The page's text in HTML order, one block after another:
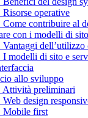
Risorse operative
Come contribuire al
con i modelli di
Vantaggi dell’utilizzo
I modelli di sito e
allo sviluppo
Attività preliminari
Web design
Mobile first